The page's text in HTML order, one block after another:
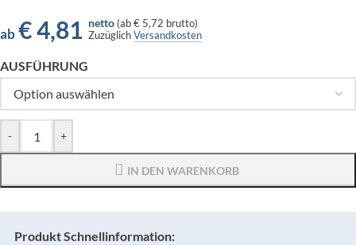
ab €4,81 netto (ab€ 5,72 brutto)
ZuzüglichVersandkosten
AUSFÜHRUNG
- +
IN DEN WARENKORB
Produkt Schnellinformation: